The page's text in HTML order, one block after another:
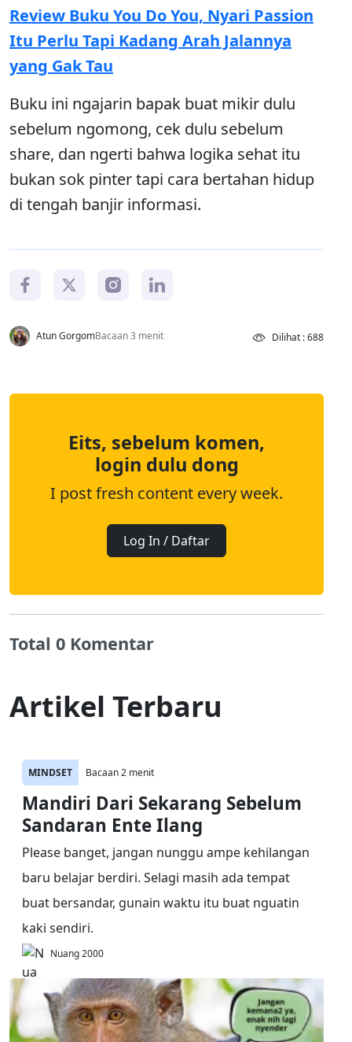
Review Buku You Do You, Nyari Passion
Itu Perlu Tapi Kadang Arah Jalannya
yang Gak Tau
Buku ini ngajarin bapak buat mikir dulu
sebelum ngomong, cek dulu sebelum
share, dan ngerti bahwa logika sehat itu
bukan sok pinter tapi cara bertahan hidup
di tengah banjir informasi.
Atun GorgomBacaan 3 menit Dilihat : 688
Eits, sebelum komen,
login dulu dong
I post fresh content every week.
Log In / Daftar
Total 0 Komentar
Artikel Terbaru
MINDSET Bacaan 2 menit
Mandiri Dari Sekarang Sebelum
Sandaran Ente Ilang
Please banget, jangan nunggu ampe kehilangan
baru belajar berdiri. Selagi masih ada tempat
buat bersandar, gunain waktu itu buat nguatin
kaki sendiri.
Nuang 2000